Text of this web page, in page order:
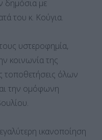
δημόσια με
του κ. Κούγια.
υστεροφημία,
κοινωνία της
τοποθετήσεις όλων
την ομόφωνη
ικανοποίηση